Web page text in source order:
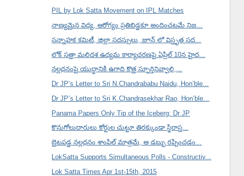
PIL by Lok Satta Movement on IPL Matches
నాణ్యమైన విద్య, ఆరోగ్యం ప్రతిబిడ్డకూ అందించటమే నిజ...
సన్నాహక కమిటీ, జిల్లా సదస్సులు, జూన్ లో విస్తృత సద...
లోక్ సత్తా మలిదశ ఉద్యమ కార్యాచరణపై ఏప్రిల్ 10న హైద...
నల్లధనంపై యుద్ధానికి ఉగాది కొత్త స్ఫూర్తినివ్వాలి,...
Dr JP’s Letter to Sri N.Chandrababu Naidu, Hon’ble...
Dr JP’s Letter to Sri K.Chandrasekhar Rao, Hon’ble...
Panama Papers Only Tip of the Iceberg: Dr JP
కొనుగోలుదారులు కోర్టుల చుట్టూ తిరక్కుండా స్థిరాస్త...
బైటపడ్డ నల్లధనం శాంపిల్ మాత్రమే, ఆ డబ్బు రప్పించడం...
LokSatta Supports Simultaneous Polls - Constructiv...
Lok Satta Times Apr 1st-15th, 2015